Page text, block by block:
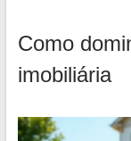
Como
imobiliária